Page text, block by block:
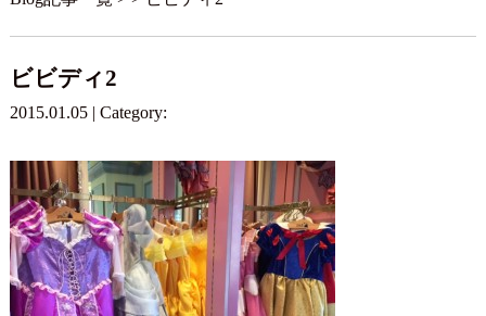
ビビディ2
2015.01.05 | Category: